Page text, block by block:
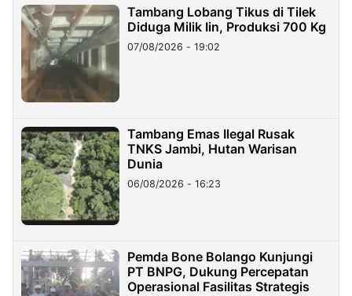
Tambang Lobang Tikus di Tilek
Diduga Milik Iin, Produksi 700 Kg
07/08/2026 - 19:02
Tambang Emas Ilegal Rusak
TNKS Jambi, Hutan Warisan
Dunia
06/08/2026 - 16:23
Pemda Bone Bolango Kunjungi
PT BNPG, Dukung Percepatan
Operasional Fasilitas Strategis